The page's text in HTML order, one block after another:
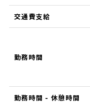
交通費支給
勤務時間
勤務時間 - 休憩時間